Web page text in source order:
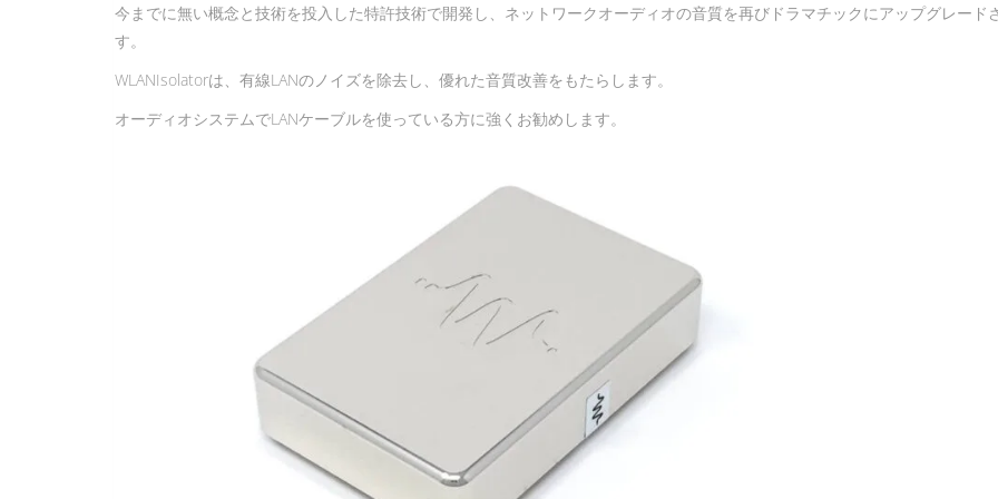
今までに無い概念と技術を投入した特許技術で開発し、ネットワークオーディオの音質を再びドラマチックにアップグレード
す。
WLANIsolatorは、有線LANのノイズを除去し、優れた音質改善をもたらします。
オーディオシステムでLANケーブルを使っている方に強くお勧めします。